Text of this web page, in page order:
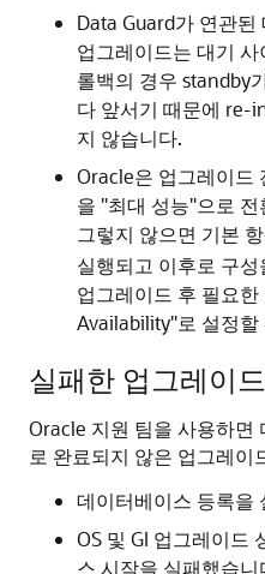
Data Guard가 연관
업그레이드는 대기
롤백의 경우 standby
다 앞서기 때문에 re-
지 않습니다.
Oracle은 업그레이드
을 "최대 성능"으로
그렇지 않으면 기본
실행되고 이후로 구
업그레이드 후 필요
Availability"로 설정할
실패한 업그레이
Oracle 지원 팀을 사용하면
로 완료되지 않은 업그레이
데이터베이스 등록을
OS 및 GI 업그레이드
스 시작을 실패했습니